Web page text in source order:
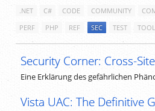
.NET C# CODE COMMUNITY
PERF
PHP REF SEC TEST TOOL
Security Corner: Cross-
Eine Erklärung des gefährlichen
Vista UAC: The Definitive